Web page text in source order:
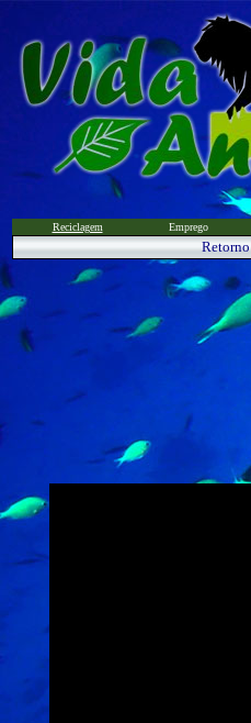
Reciclagem Emprego
Retorno